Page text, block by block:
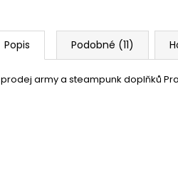
Popis Podobné (11)
prodej army a steampunk doplňků